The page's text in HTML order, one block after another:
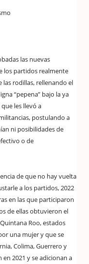
las nuevas
los partidos realmente
las rodillas, rellenando el
“pepena” bajo la ya
les llevó a
postulando a
ni posibilidades de
o de
de que no hay vuelta
a los partidos, 2022
en las que participaron
de ellas obtuvieron el
Roo, estados
una mujer y que se
Colima, Guerrero y
2021 y se adicionan a